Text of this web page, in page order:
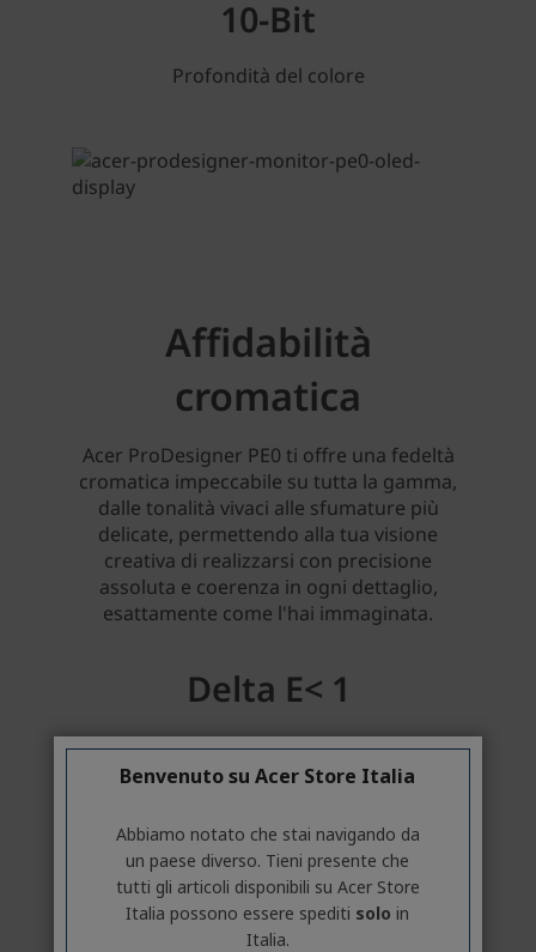
Benvenuto su Acer Store Italia
Abbiamo notato che stai navigando da
un paese diverso. Tieni presente che
tutti gli articoli disponibili su Acer Store
Italia possono essere spediti solo in
Italia.